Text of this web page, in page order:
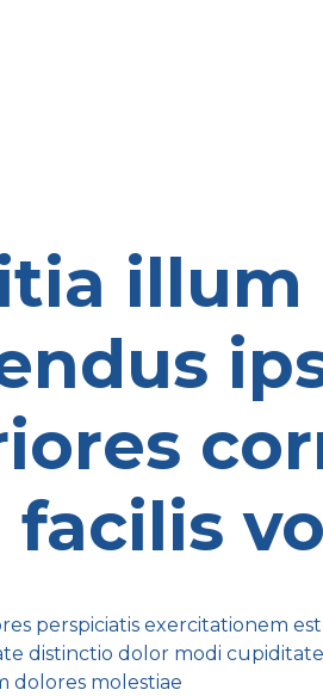
perspiciatis exercitationem
distinctio dolor modi cupiditate
dolores molestiae